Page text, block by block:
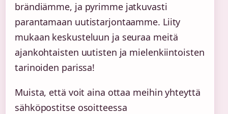
brändiämme, ja pyrimme jatkuvasti
parantamaan uutistarjontaamme. Liity
mukaan keskusteluun ja seuraa meitä
ajankohtaisten uutisten ja mielenkiintoisten
tarinoiden parissa!
Muista, että voit aina ottaa meihin yhteyttä
sähköpostitse osoitteessa